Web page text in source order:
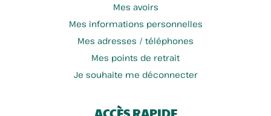
Mes avoirs
Mes informations personnelles
Mes adresses / téléphones
Mes points de retrait
Je souhaite me déconnecter